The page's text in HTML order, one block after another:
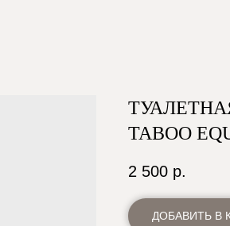
TABOO
2 500 р.
ДОБАВИТЬ В